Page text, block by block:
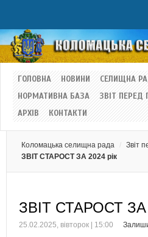
ГОЛОВНА НОВИНИ СЕЛИЩНА
НОРМАТИВНА БАЗА
ЗВІТ
АРХІВ
КОНТАКТИ
Коломацька селищна рада Звіт
ЗВІТ СТАРОСТ ЗА 2024 рік
ЗВІТ СТАРОСТ ЗА
25.02.2025, вівторок | 15:00